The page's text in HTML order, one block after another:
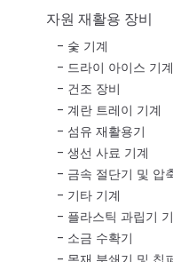
자원 재활용 장비
숯 기계
드라이 아이스 기계
건조 장비
계란 트레이 기계
섬유 재활용기
생선 사료 기계
금속 절단기 및 압
기타 기계
플라스틱 과립기
소금 수확기